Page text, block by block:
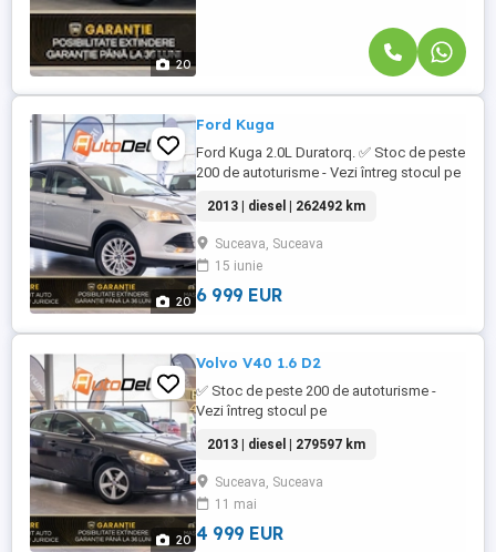
20
20
Ford Kuga
Ford Kuga 2.0L Duratorq. ✅ Stoc de peste
200 de autoturisme - Vezi întreg stocul pe
2.0L Duratorq /// * Culoare : Gri Metalizat *
Km= 262492 * Data primei înmatriculări:
decembrie 2013 * Putere motor: 136 CP *
Combustibil: Diesel * Cutie viteze
Automata * ...
2013 | diesel | 262492 km
Suceava, Suceava
15 iunie
6 999 EUR
20
Volvo V40 1.6 D2
✅ Stoc de peste 200 de autoturisme -
Vezi întreg stocul pe
1.6 D2 /// * Culoare : Negru Metalizat *
Km= 279.597 > 100% reali & verificabili *
An fabricatie: 2013 * Putere motor: 116 CP
* Combustibil: Diesel * Cutie viteze
Manuala * Tractiune: Fata * ...
2013 | diesel | 279597 km
Suceava, Suceava
11 mai
4 999 EUR